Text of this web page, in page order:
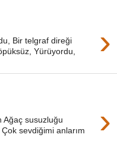
›
Bir telgraf direği
Yürüyordu,
›
Ağaç susuzluğu
sevdiğimi anlarım